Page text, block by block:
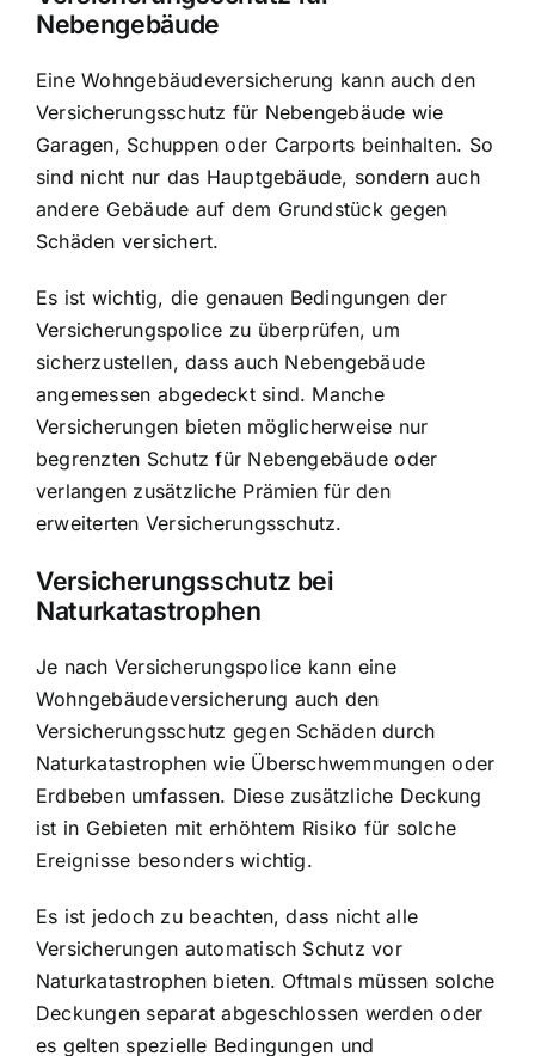
Nebengebäude
Eine Wohngebäudeversicherung kann auch den
Versicherungsschutz für Nebengebäude wie
Garagen, Schuppen oder Carports beinhalten. So
sind nicht nur das Hauptgebäude, sondern auch
andere Gebäude auf dem Grundstück gegen
Schäden versichert.
Es ist wichtig, die genauen Bedingungen der
Versicherungspolice zu überprüfen, um
sicherzustellen, dass auch Nebengebäude
angemessen abgedeckt sind. Manche
Versicherungen bieten möglicherweise nur
begrenzten Schutz für Nebengebäude oder
verlangen zusätzliche Prämien für den
erweiterten Versicherungsschutz.
Versicherungsschutz bei
Naturkatastrophen
Je nach Versicherungspolice kann eine
Wohngebäudeversicherung auch den
Versicherungsschutz gegen Schäden durch
Naturkatastrophen wie Überschwemmungen oder
Erdbeben umfassen. Diese zusätzliche Deckung
ist in Gebieten mit erhöhtem Risiko für solche
Ereignisse besonders wichtig.
Es ist jedoch zu beachten, dass nicht alle
Versicherungen automatisch Schutz vor
Naturkatastrophen bieten. Oftmals müssen solche
Deckungen separat abgeschlossen werden oder
es gelten spezielle Bedingungen und